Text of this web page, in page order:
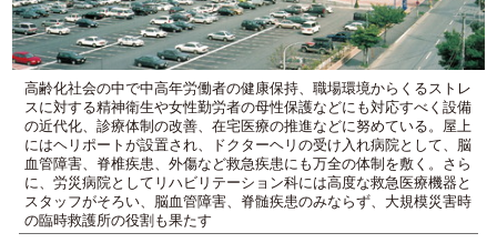
高齢化社会の中で中高年労働者の健康保持、職場環境からくるストレ
スに対する精神衛生や女性勤労者の母性保護などにも対応すべく設備
の近代化、診療体制の改善、在宅医療の推進などに努めている。屋上
にはヘリポートが設置され、ドクターヘリの受け入れ病院として、脳
血管障害、脊椎疾患、外傷など救急疾患にも万全の体制を敷く。さら
に、労災病院としてリハビリテーション科には高度な救急医療機器と
スタッフがそろい、脳血管障害、脊髄疾患のみならず、大規模災害時
の臨時救護所の役割も果たす